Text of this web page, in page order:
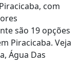
com
são 19 opções
Piracicaba. Veja
Água Das